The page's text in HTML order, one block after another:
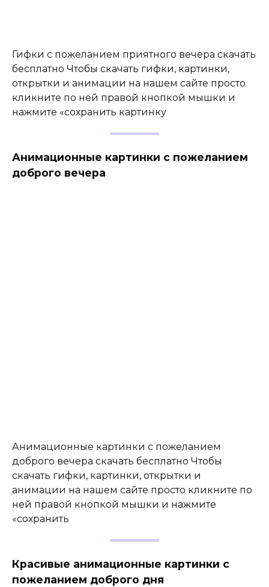
Гифки с пожеланием приятного вечера скачать
бесплатно Чтобы скачать гифки, картинки,
открытки и анимации на нашем сайте просто
кликните по ней правой кнопкой мышки и
нажмите «сохранить картинку
Анимационные картинки с пожеланием
доброго вечера
Анимационные картинки с пожеланием
доброго вечера скачать бесплатно Чтобы
скачать гифки, картинки, открытки и
анимации на нашем сайте просто кликните по
ней правой кнопкой мышки и нажмите
«сохранить
Красивые анимационные картинки с
пожеланием доброго дня